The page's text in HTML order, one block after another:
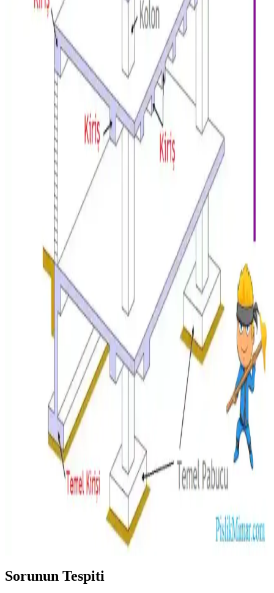
Garaj Duvarları ve Tavanlarının Boyanması:
Estetik ve Koruyucu Yaklaşımlar
Garaj duvarları ve tavanlarının boyanması, mekânın aydınlık, temiz
ve dayanıklı olmasını sağlar. Doğru yüzey hazırlığı ve boya seçimi
ile garajınız daha kullanışlı hale gelir.
Halıdaki Nemlenmenin Nedenleri ve Etkili Çözüm
Yöntemleri Üzerine Detaylı İnceleme
Halıdaki nemlenme genellikle dış cephe çatlakları, tesisat sorunları
veya yalıtım eksikliklerinden kaynaklanır. Termal kamera ve
profesyonel incelemelerle sorun tespit edilip, etkili çözümler
uygulanabilir.
Çöl Ortamında Masif Tik Ahşap Mobilyaların
Çatlama Nedenleri ve Koruma Yöntemleri
Masif tik ahşap mobilyalar, tropikal nemden kuru çöl ortamına
geçişte nem kaybı nedeniyle çatlar. Doğru kurutma, montaj ve
iklime alıştırma yöntemleri çatlamayı önler.
Alt Döşeme Lekeleri: Nem, Yapısal Sağlamlık ve
Onarım Yöntemleri Hakkında Bilgi
Alt döşeme lekeleri her zaman yapısal sorun anlamına gelmez. Nem
ölçümü, sağlamlık testleri ve esneme kontrolü ile durum
değerlendirilir. Hasarlı bölgeler değiştirilir, astar kullanımı leke ve
kokuları önler.
Evde Küf Problemi: Nem Kontrolü, Temizlik
Yöntemleri ve Profesyonel Destek
Evde küf oluşumunun temel nedeni yüksek nem ve yetersiz
havalandırmadır. Doğru temizlik yöntemleri, koruyucu ekipman
kullanımı ve profesyonel destekle küf sorunları önlenebilir ve
giderilebilir.
Alt Döşeme ve Kiriş Çürüğü Onarım Maliyetleri:
Fiyat Farklarının Nedenleri ve Değerlendirme
Alt döşeme ve kiriş çürüğü onarım maliyetleri, hasarın büyüklüğü,
onarım kapsamı, kullanılan yöntemler ve malzemeler gibi faktörlere
bağlı olarak değişir. Doğru değerlendirme yapılarak kalıcı çözümler
Sorunun Tespiti